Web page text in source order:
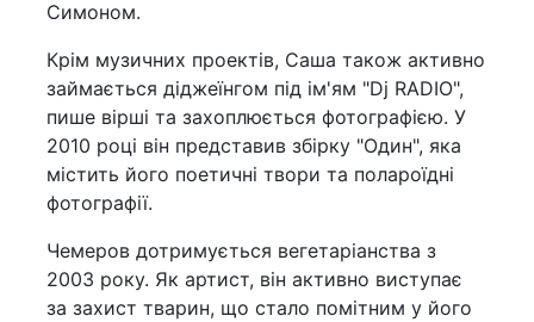
Симоном.
Крім музичних проектів, Саша також активно
займається діджеїнгом під ім'ям "Dj RADIO",
пише вірші та захоплюється фотографією. У
2010 році він представив збірку "Один", яка
містить його поетичні твори та полароїдні
фотографії.
Чемеров дотримується вегетаріанства з
2003 року. Як артист, він активно виступає
за захист тварин, що стало помітним у його